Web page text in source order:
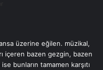
üzerine eğilen. müzikal,
içeren bazen gezgin, bazen
bunların tamamen karşıtı